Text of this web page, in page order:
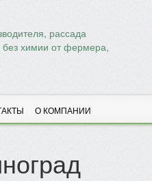
рассада
без химии от фермера,
О КОМПАНИИ